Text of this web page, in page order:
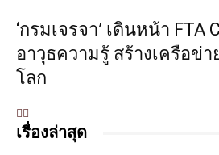
‘กรมเจรจา’ เดินหน้า FTA
อาวุธความรู้ สร้างเครือข่
โลก
เรื่องล่าสุด